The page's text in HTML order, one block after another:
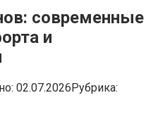
современные
и
02.07.2026Рубрика: